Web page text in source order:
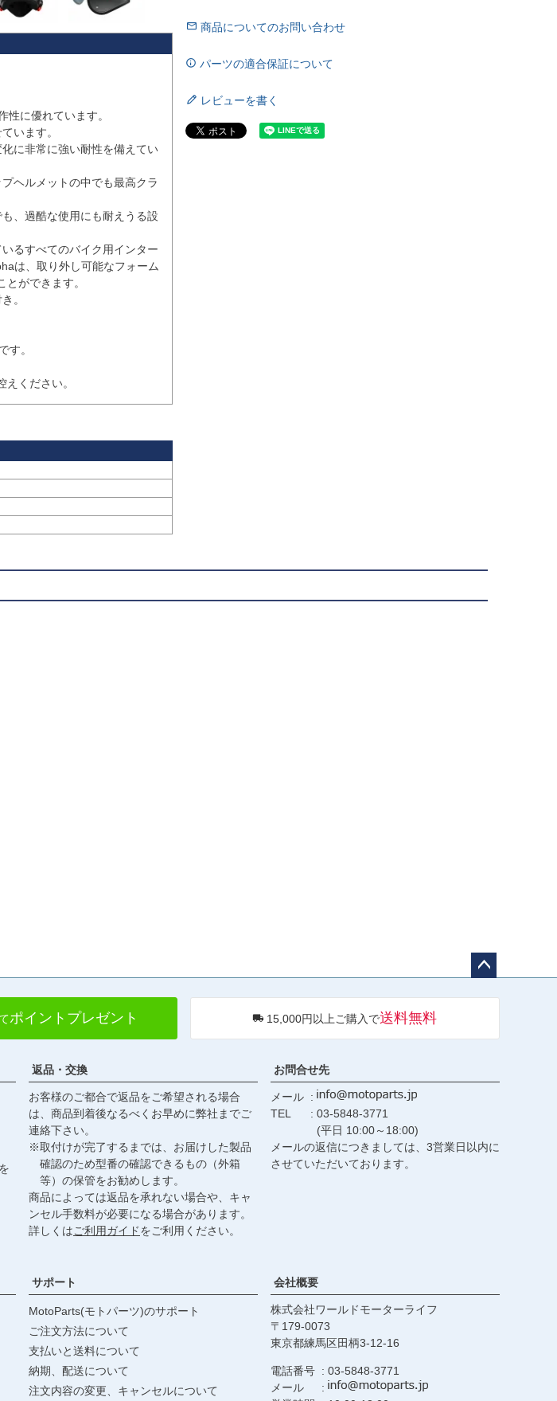
に優れています。
います。
に非常に強い耐性を備えてい
ヘルメットの中でも最高クラ
、過酷な使用にも耐えうる設
るすべてのバイク用インター
は、取り外し可能なフォーム
ができます。
。
す。
ください。
商品についてのお問い合わせ
パーツの適合保証について
レビューを書く
へ
ポイントプレゼント 15,000円以上ご購入で送料無料
を
返品・交換
お客様のご都合で返品をご希望される場合
は、商品到着後なるべくお早めに弊社までご
連絡下さい。
※取付けが完了するまでは、お届けした製品
確認のため型番の確認できるもの（外箱
等）の保管をお勧めします。
商品によっては返品を承れない場合や、キャ
ンセル手数料が必要になる場合があります。
詳しくはご利用ガイドをご利用ください。
お問合せ先
メール
TEL
03-5848-3771
(平日 10:00～18:00)
メールの返信につきましては、3営業日以内に
させていただいております。
サポート
MotoParts(モトパーツ)のサポート
ご注文方法について
支払いと送料について
納期、配送について
注文内容の変更、キャンセルについて
会社概要
株式会社ワールドモーターライフ
179-0073
東京都練馬区田柄3-12-16
電話番号
03-5848-3771
メール